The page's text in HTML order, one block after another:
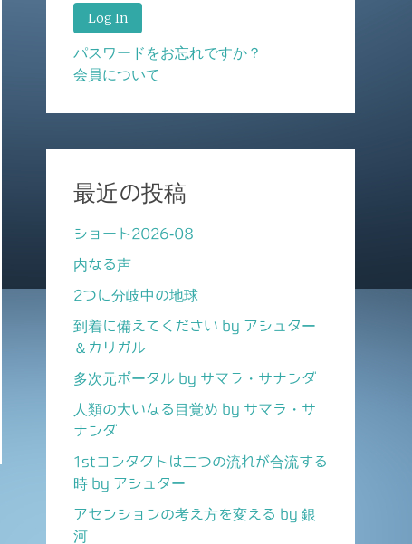
パスワードをお忘れですか？
会員について
最近の投稿
ショート2026-08
内なる声
2つに分岐中の地球
到着に備えてください by アシュター
＆カリガル
多次元ポータル by サマラ・サナンダ
人類の大いなる目覚め by サマラ・サ
ナンダ
1stコンタクトは二つの流れが合流する
時 by アシュター
アセンションの考え方を変える by 銀
河